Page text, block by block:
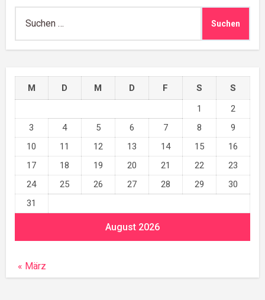
nach:
August 2026
M D M D F S
S
1
2
3
4 5 6 7 8
9
10
11 12 13 14 15
16
17
18 19 20 21 22
23
24
25 26 27 28 29
30
31
« März